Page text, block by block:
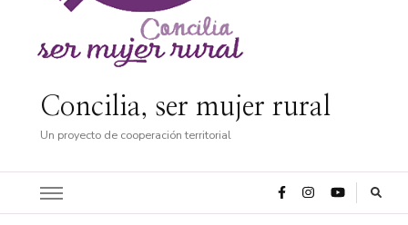
Concilia, ser mujer rural
Un proyecto de cooperación territorial